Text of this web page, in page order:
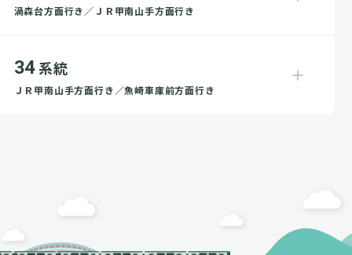
渦森台方面行き／ＪＲ甲南山手方面行き
34 系統
ＪＲ甲南山手方面行き／魚崎車庫前方面行き